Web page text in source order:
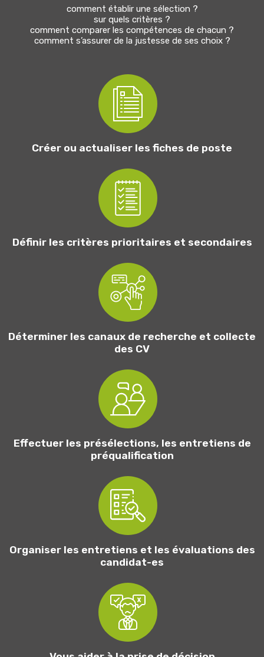
comment établir une sélection ?
sur quels critères ?
comment comparer les compétences de chacun ?
comment s’assurer de la justesse de ses choix ?
Créer ou actualiser les fiches de poste
Définir les critères prioritaires et secondaires
Déterminer les canaux de recherche et collecte
des CV
Effectuer les présélections, les entretiens de
préqualification
Organiser les entretiens et les évaluations des
candidat-es